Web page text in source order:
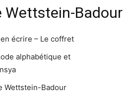
Wettstein-Badour
écrire – Le coffret
alphabétique et
Wettstein-Badour